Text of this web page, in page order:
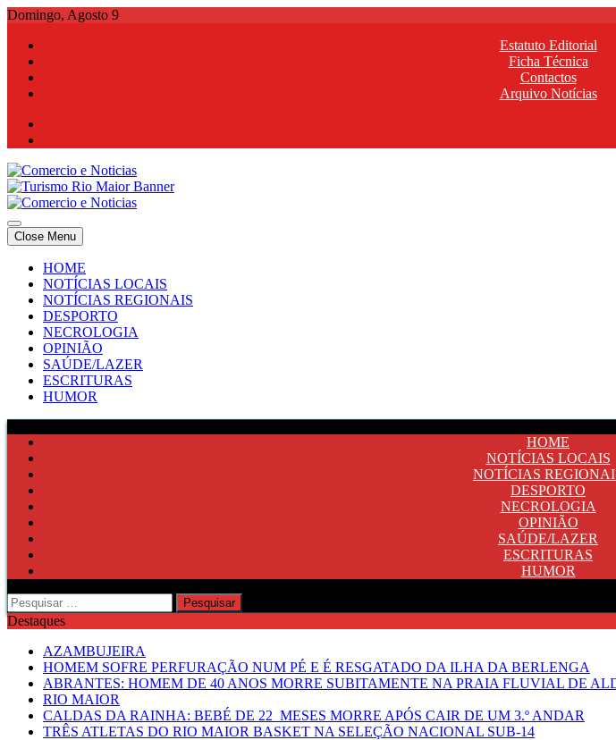
Skip
content
Domingo, Agosto 9
Estatuto Editorial
Ficha Técnica
Contactos
Arquivo Notícias
Comercio e Noticias
Notícias e Publicidade Online
Comercio e Noticias
Notícias e Publicidade Online
Close Menu
HOME
NOTÍCIAS LOCAIS
NOTÍCIAS REGIONAIS
DESPORTO
NECROLOGIA
OPINIÃO
SAÚDE/LAZER
ESCRITURAS
HUMOR
HOME
NOTÍCIAS LOCAIS
NOTÍCIAS
DESPORTO
NECROLOGIA
OPINIÃO
SAÚDE/LAZER
ESCRITURAS
HUMOR
Pesquisar
por:
Destaques
AZAMBUJEIRA
HOMEM SOFRE PERFURAÇÃO NUM PÉ E É RESGATADO DA ILHA DA BERLENGA
ABRANTES: HOMEM DE 40 ANOS MORRE SUBITAMENTE NA PRAIA FLUVIAL DE
RIO MAIOR
CALDAS DA RAINHA: BEBÉ DE 22 MESES MORRE APÓS CAIR DE UM 3.º ANDAR
TRÊS ATLETAS DO RIO MAIOR BASKET NA SELEÇÃO NACIONAL SUB-14